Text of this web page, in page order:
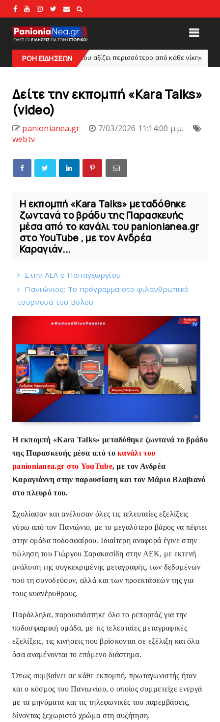
ΡΟΗ ΕΙΔΗΣΕΩΝ
που αξίζει περισσότερο από κάθε νίκη» slide Η
Δείτε την εκπομπή «Kara Talks»
(video)
panionianea.gr
7/03/2026 11:14:00 μ.μ.
webtv
Η εκπομπή «Kara Talks» μεταδόθηκε
ζωντανά το βράδυ της Παρασκευής
μέσα από το κανάλι του panionianea.gr
στο YouTube , με τον Ανδρέα
Καραγιάν...
Στην AEΛ ο Παπαγεωργίου
Πανιώνιoς: Tο πρόγραμμα στο φιλανθρωπικό
τουρνουά του Bόλου
Η εκπομπή «Kara Talks» μεταδόθηκε ζωντανά το βράδυ
της Παρασκευής μέσα από τοκανάλι του
panionianea.gr στο YouTube, με τον Ανδρέα
Καραγιάννη στην παρουσίαση και τον Μάριο Βλαβιανό
στο πλευρό του.
Σχολίασαν και ανέλυσαν όλες τις τελευταίες εξελίξεις
γύρω από τον Πανιώνιο, με το μεγαλύτερο βάρος να πέφτει
στην ομάδα ποδοσφαίρου. Ιδιαίτερη αναφορά έγινε στην
πώληση του Γιώργου Σαρακασίδη στην ΑΕΚ, με εκτενή
ανάλυση της συγκεκριμένης μεταγραφής, των δεδομένων
που τη συνοδεύουν, αλλά και των προεκτάσεών της για
τους κυανέρυθρους.
Παράλληλα, παρουσιάστηκε όλο το ρεπορτάζ για την
ποδοσφαιρική ομάδα, με τις τελευταίες μεταγραφικές
εξελίξεις, τις κινήσεις που βρίσκονται σε εξέλιξη και όλα
όσα αναμένονται το επόμενο διάστημα.
Όπως συμβαίνει σε κάθε εκπομπή, πρωταγωνιστής ήταν
και ο κόσμος του Πανιωνίου, ο οποίος συμμετείχε ενεργά
με τα μηνύματα και τις τηλεφωνικές του παρεμβάσεις,
δίνοντας ξεχωριστό χρώμα στη συζήτηση.